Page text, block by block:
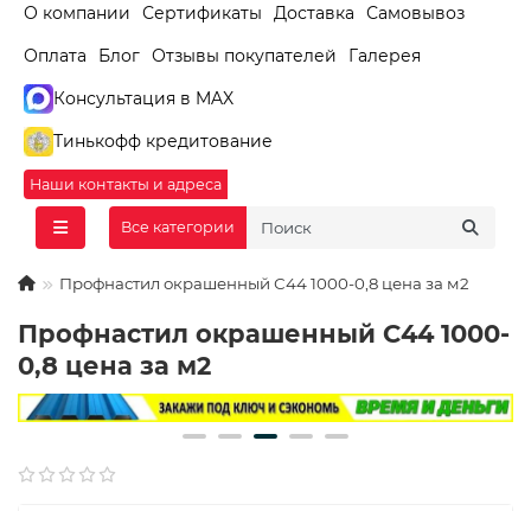
О компании Сертификаты Доставка
Самовывоз
Оплата
Блог Отзывы покупателей
Галерея
Консультация в MAX
Тинькофф кредитование
Наши контакты и адреса
Все категории
Профнастил окрашенный С44 1000-0,8 цена за м2
Профнастил окрашенный С44 1000-
0,8 цена за м2